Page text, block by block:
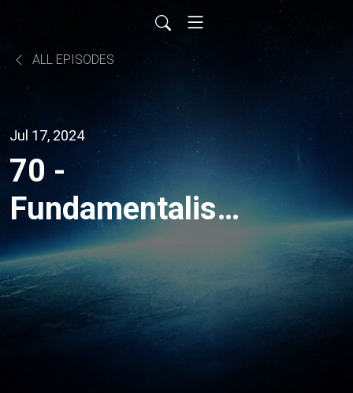
ALL EPISODES
Jul 17, 2024
70 -
Fundamentalismo
espírita